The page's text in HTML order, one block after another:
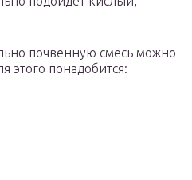
почвенную смесь можно
этого понадобится: